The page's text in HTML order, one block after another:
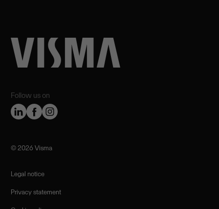
Follow us on
©️ 2026 Visma
Legal notice
Privacy statement